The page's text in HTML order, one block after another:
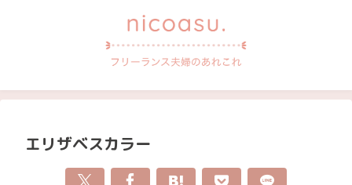
エリザベスカラー